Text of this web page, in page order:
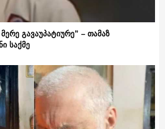
გავაუპატიურე” – თამაზ
საქმე